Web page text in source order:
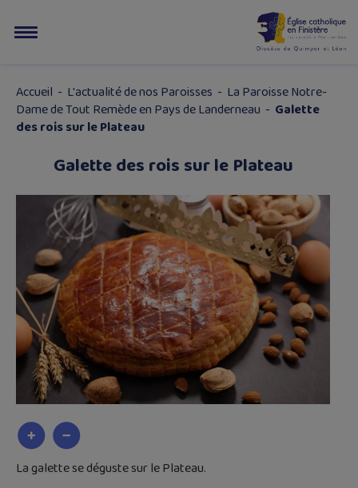
Accueil - L'actualité de nos Paroisses - La Paroisse Notre-
Dame de Tout Remède en Pays de Landerneau - Galette
des rois sur le Plateau
Galette des rois sur le Plateau
La galette se déguste sur le Plateau.